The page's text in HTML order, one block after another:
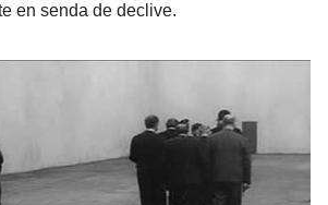
en senda de declive.